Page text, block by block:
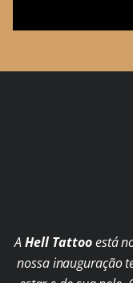
AHell Tattooestá
nossa inauguração